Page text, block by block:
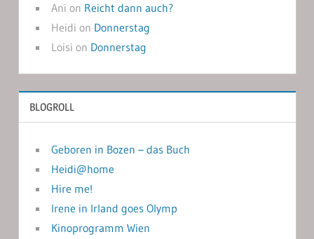
Ani on Reicht dann auch?
Heidi on Donnerstag
Loisi on Donnerstag
BLOGROLL
Geboren in Bozen – das Buch
Heidi@home
Hire me!
Irene in Irland goes Olymp
Kinoprogramm Wien